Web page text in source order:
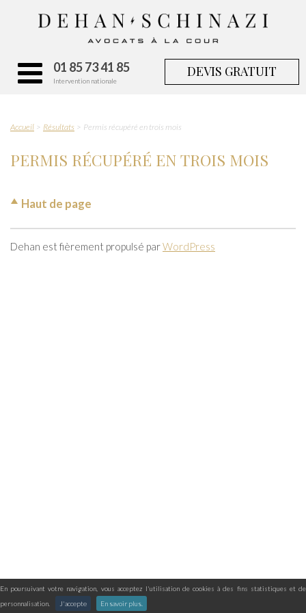
En poursuivant votre navigation, vous acceptez l'utilisation de cookies à des fins statistiques et de
personnalisation.
J'accepte En savoir plus.
01 85 73 41 85
Intervention nationale
DEVIS GRATUIT
Accueil Résultats Permis récupéré en trois mois
PERMIS RÉCUPÉRÉ EN TROIS MOIS
Haut de page
Dehan est fièrement propulsé parWordPress